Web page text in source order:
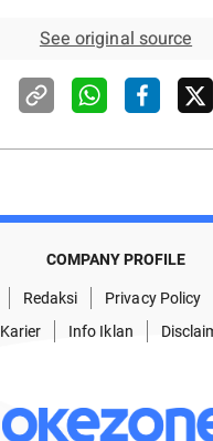
See original source
COMPANY PROFILE
Redaksi Privacy Policy
Karier
Info Iklan